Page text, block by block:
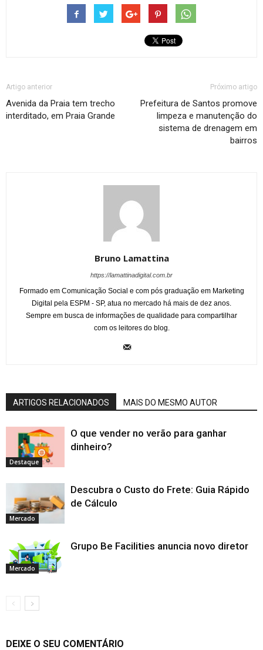
Artigo anterior
Avenida da Praia tem trecho
interditado, em Praia Grande
Próximo artigo
Prefeitura de Santos promove
limpeza e manutenção do
sistema de drenagem em
bairros
Bruno Lamattina
https://lamattinadigital.com.br
Formado em Comunicação Social e com pós graduação em Marketing
Digital pela ESPM - SP, atua no mercado há mais de dez anos.
Sempre em busca de informações de qualidade para compartilhar
com os leitores do blog.
ARTIGOS RELACIONADOS MAIS DO MESMO AUTOR
Destaque
O que vender no verão para ganhar
dinheiro?
Mercado
Descubra o Custo do Frete: Guia Rápido
de Cálculo
Mercado
Grupo Be Facilities anuncia novo diretor
DEIXE O SEU COMENTÁRIO